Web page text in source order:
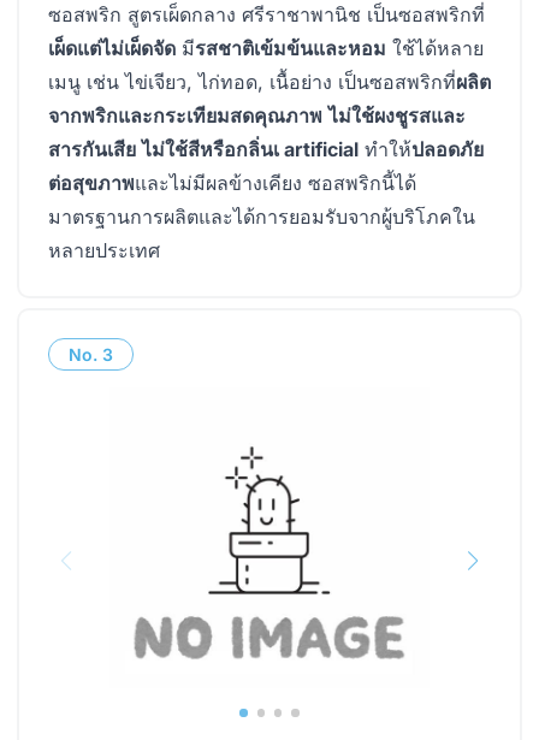
ซอสพริก สูตรเผ็ดกลาง ศรีราชาพานิช เป็นซอสพริกที่
เผ็ดแต่ไม่เผ็ดจัด มีรสชาติเข้มข้นและหอม ใช้ได้หลาย
เมนู เช่น ไข่เจียว, ไก่ทอด, เนื้อย่าง เป็นซอสพริกที่ผลิต
จากพริกและกระเทียมสดคุณภาพ ไม่ใช้ผงชูรสและ
สารกันเสีย ไม่ใช้สีหรือกลิ่นเ artificial ทำให้ปลอดภัย
ต่อสุขภาพและไม่มีผลข้างเคียง ซอสพริกนี้ได้
มาตรฐานการผลิตและได้การยอมรับจากผู้บริโภคใน
หลายประเทศ
No. 3